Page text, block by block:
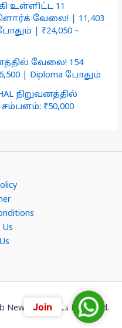
உள்ளிட்ட 11
வேலை! | 11,403
| ₹24,050 –
வேலை! 154
| Diploma போதும்
நிறுவனத்தில்
₹50,000
All Rights Reserved.
Join
Join